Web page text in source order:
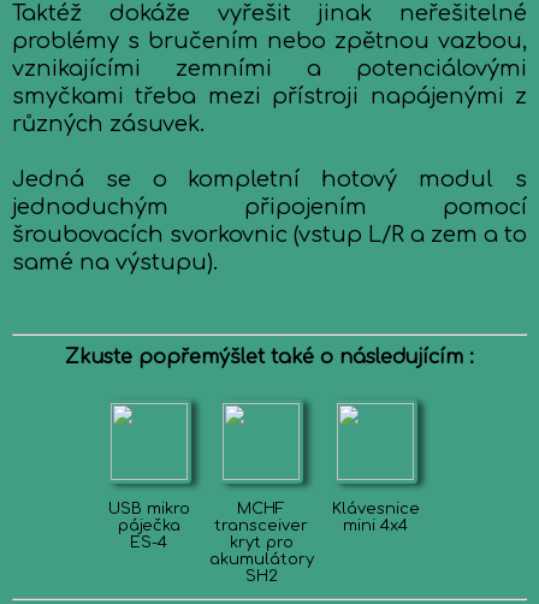
Taktéž dokáže vyřešit jinak neřešitelné
problémy s bručením nebo zpětnou vazbou,
vznikajícími zemními a potenciálovými
smyčkami třeba mezi přístroji napájenými z
různých zásuvek.
Jedná se o kompletní hotový modul s
jednoduchým připojením pomocí
šroubovacích svorkovnic (vstup L/R a zem a to
samé na výstupu).
Zkuste popřemýšlet také o následujícím :
USB mikro
páječka
ES-4
MCHF
transceiver
kryt pro
akumulátory
SH2
Klávesnice
mini 4x4